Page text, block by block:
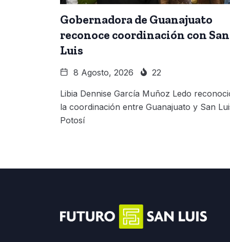
Gobernadora de Guanajuato
reconoce coordinación con San
Luis
8 Agosto, 2026 22
Libia Dennise García Muñoz Ledo
la coordinación entre Guanajuato y San
Potosí